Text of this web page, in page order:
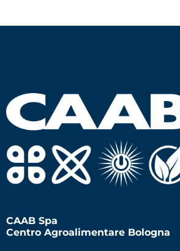
CAAB Spa
Centro Agroalimentare Bologna